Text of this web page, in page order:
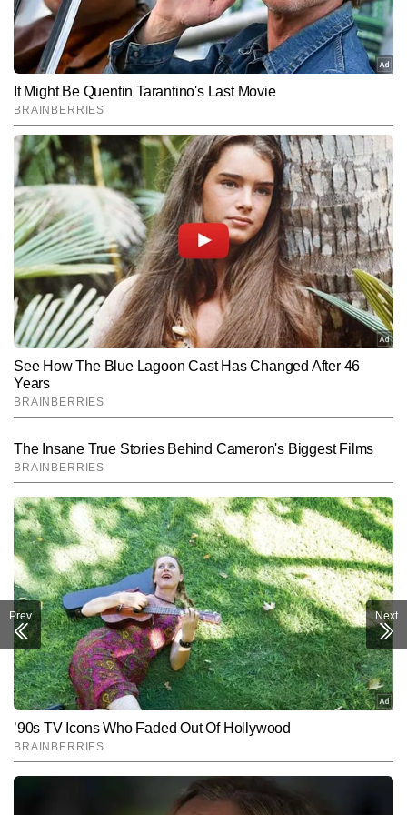
अधिक खबरें लिख चुके हैं। वह एग्जाम अपडेट्स, एडमिशन प्रोसेस, करियर गाइडेंस,
स्टूडेंट वेलफेयर, बोर्ड रिजल्ट्स और नीतिगत बदलावों पर गहन और बेहद उपयोगी
कंटेंट तैयार करते हैं।
Subscribe to our daily Newsletter!
Prev Next